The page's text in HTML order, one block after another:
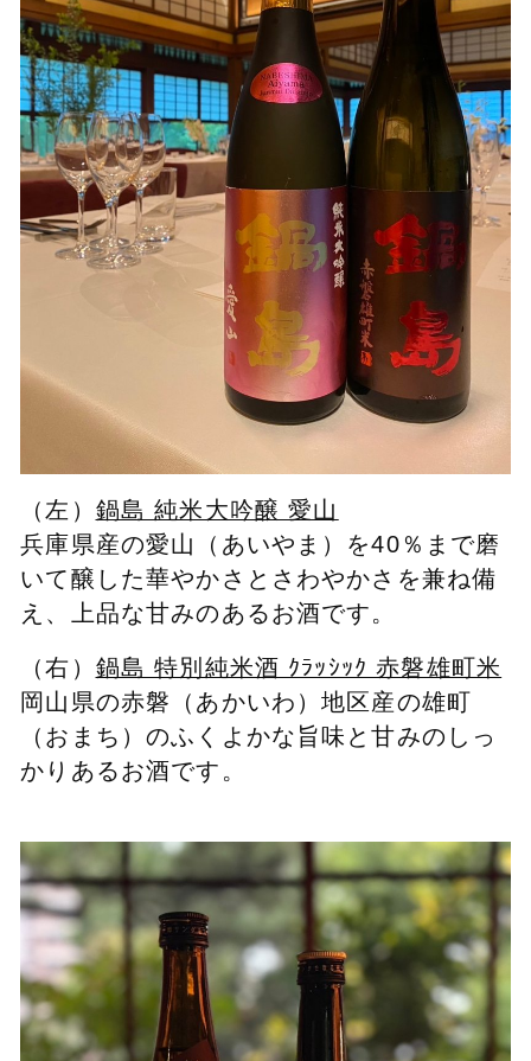
（左） 鍋島 純米大吟醸 愛山
兵庫県産の愛山（あいやま）を40％まで磨
いて醸した華やかさとさわやかさを兼ね備
え、上品な甘みのあるお酒です。
（右） 鍋島 特別純米酒 ｸﾗｯｼｯｸ 赤磐雄町米
岡山県の赤磐（あかいわ）地区産の雄町
（おまち）のふくよかな旨味と甘みのしっ
かりあるお酒です。